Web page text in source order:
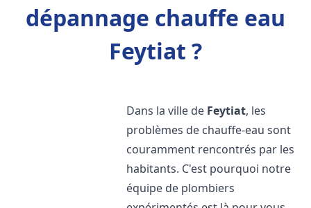
dépannage chauffe eau
Feytiat ?
Dans la ville de Feytiat, les
problèmes de chauffe-eau sont
couramment rencontrés par les
habitants. C'est pourquoi notre
équipe de plombiers